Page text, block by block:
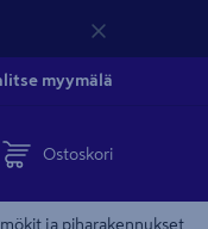
myymälä
Ostoskori
ja piharakennukset